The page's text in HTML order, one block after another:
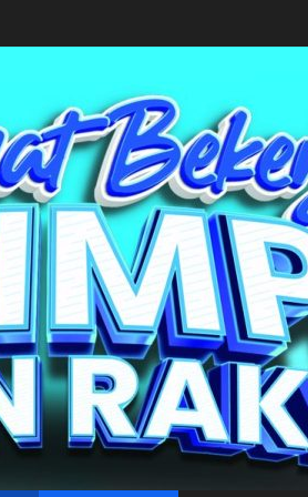
Bergelar Dokter Kini Makamnya